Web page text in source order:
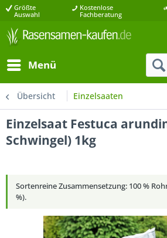
Größte
Auswahl
Kostenlose
Fachberatung
Menü
Übersicht Einzelsaaten
Einzelsaat Festuca
Schwingel) 1kg
Sortenreine Zusammensetzung: 100 %
%).